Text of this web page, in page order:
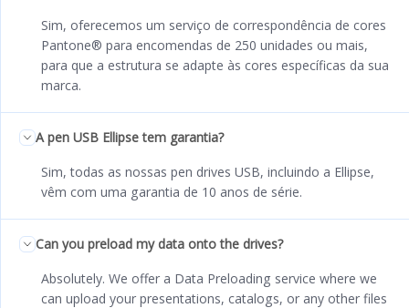
Sim, oferecemos um serviço de correspondência de cores
Pantone® para encomendas de 250 unidades ou mais,
para que a estrutura se adapte às cores específicas da sua
marca.
A pen USB Ellipse tem garantia?
Sim, todas as nossas pen drives USB, incluindo a Ellipse,
vêm com uma garantia de 10 anos de série.
Can you preload my data onto the drives?
Absolutely. We offer a Data Preloading service where we
can upload your presentations, catalogs, or any other files